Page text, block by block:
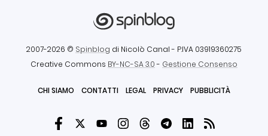
2007-2026 © Spinblog di Nicolò Canal - P.IVA 03919360275
Creative Commons BY-NC-SA 3.0- Gestione Consenso
CHI SIAMO CONTATTI LEGAL PRIVACY PUBBLICITÀ